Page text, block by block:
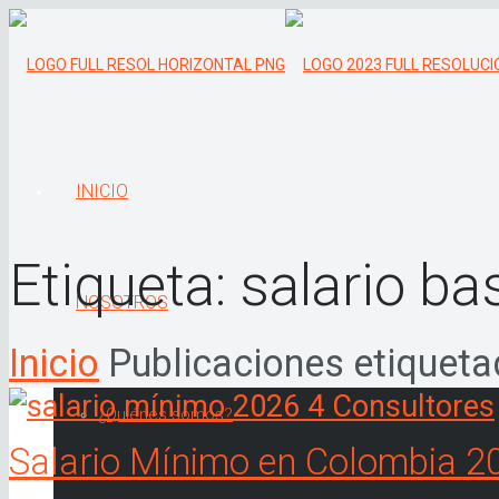
INICIO
NOSOTROS
¿Quiénes somos?
Etiqueta: salario
Inicio Publicaciones
Salario Mínimo en Colombia